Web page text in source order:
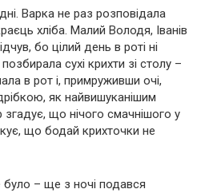
Варка не раз розповідала
хліба. Малий Володя, Іванів
бо цілий день в роті ні
сухі крихти зі столу –
в рот і, примруживши очі,
як найвишуканішим
що нічого смачнішого у
що бодай крихточки не
було – ще з ночі подався